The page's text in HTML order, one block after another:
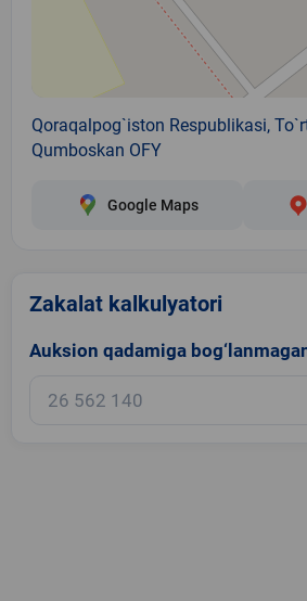
Qoraqalpog`iston Respublikasi,
Qumboskan OFY
Google Maps
Zakalat kalkulyatori
Auksion qadamiga